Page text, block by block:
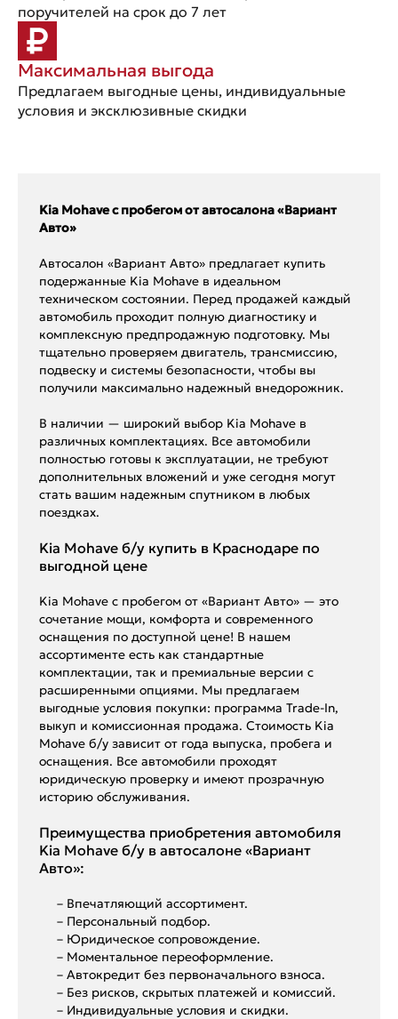
поручителей на срок до 7 лет
Максимальная выгода
Предлагаем выгодные цены, индивидуальные
условия и эксклюзивные скидки
Kia Mohave с пробегом от автосалона «Вариант
Авто»
Автосалон «Вариант Авто» предлагает купить
подержанные Kia Mohave в идеальном
техническом состоянии. Перед продажей каждый
автомобиль проходит полную диагностику и
комплексную предпродажную подготовку. Мы
тщательно проверяем двигатель, трансмиссию,
подвеску и системы безопасности, чтобы вы
получили максимально надежный внедорожник.
В наличии — широкий выбор Kia Mohave в
различных комплектациях. Все автомобили
полностью готовы к эксплуатации, не требуют
дополнительных вложений и уже сегодня могут
стать вашим надежным спутником в любых
поездках.
Kia Mohave б/у купить в Краснодаре по
выгодной цене
Kia Mohave с пробегом от «Вариант Авто» — это
сочетание мощи, комфорта и современного
оснащения по доступной цене! В нашем
ассортименте есть как стандартные
комплектации, так и премиальные версии с
расширенными опциями. Мы предлагаем
выгодные условия покупки: программа Trade-In,
выкуп и комиссионная продажа. Стоимость Kia
Mohave б/у зависит от года выпуска, пробега и
оснащения. Все автомобили проходят
юридическую проверку и имеют прозрачную
историю обслуживания.
Преимущества приобретения автомобиля
Kia Mohave б/у в автосалоне «Вариант
Авто»:
– Впечатляющий ассортимент.
– Персональный подбор.
– Юридическое сопровождение.
– Моментальное переоформление.
– Автокредит без первоначального взноса.
– Без рисков, скрытых платежей и комиссий.
– Индивидуальные условия и скидки.